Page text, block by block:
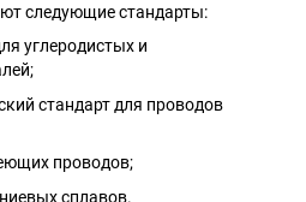
следующие стандарты:
углеродистых и
стандарт для проводов
проводов;
сплавов.